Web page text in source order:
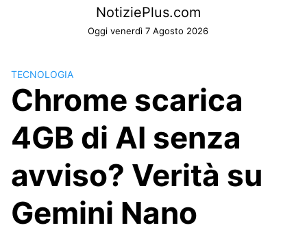
NotiziePlus.com
Oggi venerdì 7 Agosto 2026
TECNOLOGIA
Chrome scarica
4GB di AI senza
avviso? Verità su
Gemini Nano